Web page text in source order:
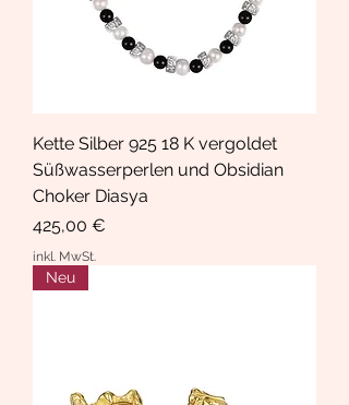
Kette Silber 925 18 K vergoldet
Süßwasserperlen und Obsidian
Choker Diasya
Preis
425,00 €
inkl. MwSt.
Neu